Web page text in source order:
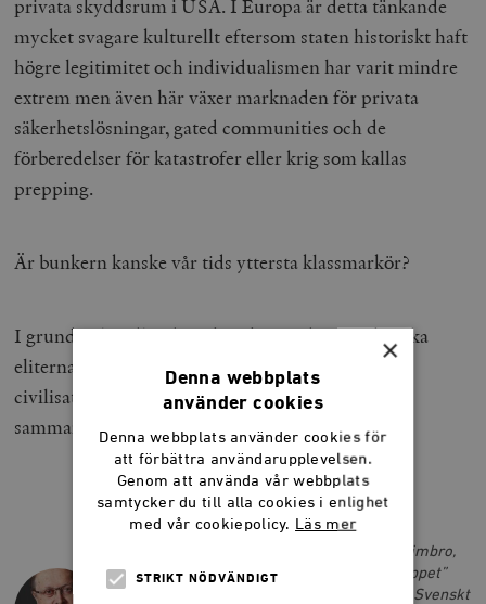
privata skyddsrum i USA. I Europa är detta tänkande
mycket svagare kulturellt eftersom staten historiskt haft
högre legitimitet och individualismen har varit mindre
extrem men även här växer marknaden för privata
säkerhetslösningar, gated communities och de
förberedelser för katastrofer eller krig som kallas
prepping.
Är bunkern kanske vår tids yttersta klassmarkör?
I grunden handlar detta kanske om de amerikanska
eliternas bristande förtroende för den egna
civilisationen – och ytterst om den sociala
sammanhållningens upplösning.
JANERIK LARSSON
Rådgivare på Stiftelsen Fritt Näringsliv Timbro,
journalist och författare till ”Det långa loppet”
(2021) och andra böcker samt vice VD på Svenskt
×
Denna webbplats
använder cookies
Denna webbplats använder cookies för
att förbättra användarupplevelsen.
Genom att använda vår webbplats
samtycker du till alla cookies i enlighet
med vår cookiepolicy. Läs mer
STRIKT NÖDVÄNDIGT